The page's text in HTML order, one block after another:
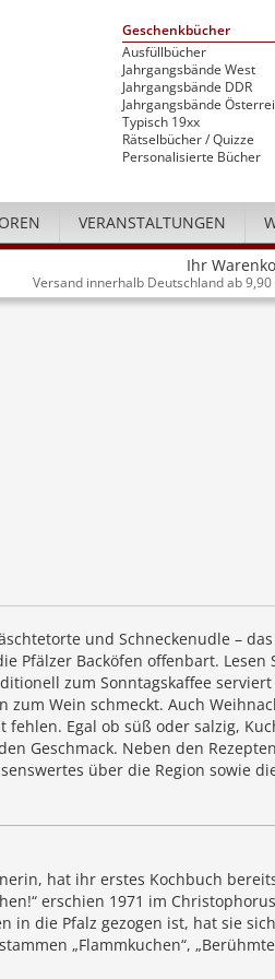
Geschenkbücher
Ausfüllbücher
Jahrgangsbände West
Jahrgangsbände DDR
Jahrgangsbände
Typisch 19xx
Rätselbücher / Quizze
Personalisierte Bücher
VERANSTALTUNGEN
Ihr
Versand innerhalb Deutschland ab
und Schneckenudle –
Pfälzer Backöfen offenbart. Lesen
zum Sonntagskaffee
Wein schmeckt. Auch
Egal ob süß oder salzig,
Geschmack. Neben den
über die Region sowie
hat ihr erstes Kochbuch
erschien 1971 im
in die Pfalz gezogen ist, hat sie
„Flammkuchen“,